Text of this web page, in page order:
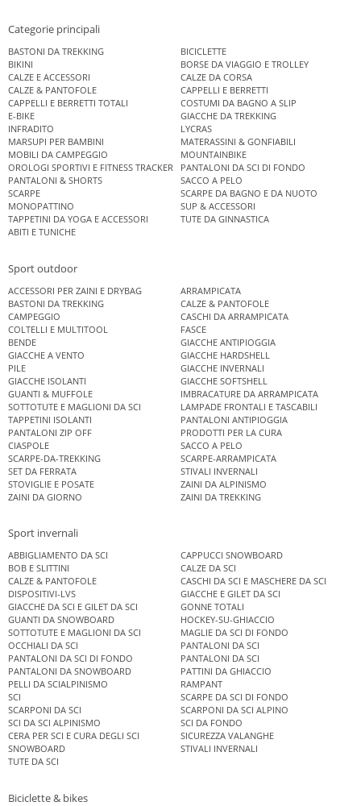
Categorie principali
BASTONI DA TREKKING
BICICLETTE
BIKINI
BORSE DA VIAGGIO E TROLLEY
CALZE E ACCESSORI
CALZE DA CORSA
CALZE & PANTOFOLE
CAPPELLI E BERRETTI
CAPPELLI E BERRETTI TOTALI
COSTUMI DA BAGNO A SLIP
E-BIKE
GIACCHE DA TREKKING
INFRADITO
LYCRAS
MARSUPI PER BAMBINI
MATERASSINI & GONFIABILI
MOBILI DA CAMPEGGIO
MOUNTAINBIKE
OROLOGI SPORTIVI E FITNESS TRACKER
PANTALONI DA SCI DI FONDO
PANTALONI & SHORTS
SACCO A PELO
SCARPE
SCARPE DA BAGNO E DA NUOTO
MONOPATTINO
SUP & ACCESSORI
TAPPETINI DA YOGA E ACCESSORI
TUTE DA GINNASTICA
ABITI E TUNICHE
Sport outdoor
ACCESSORI PER ZAINI E DRYBAG
ARRAMPICATA
BASTONI DA TREKKING
CALZE & PANTOFOLE
CAMPEGGIO
CASCHI DA ARRAMPICATA
COLTELLI E MULTITOOL
FASCE
BENDE
GIACCHE ANTIPIOGGIA
GIACCHE A VENTO
GIACCHE HARDSHELL
PILE
GIACCHE INVERNALI
GIACCHE ISOLANTI
GIACCHE SOFTSHELL
GUANTI & MUFFOLE
IMBRACATURE DA ARRAMPICATA
SOTTOTUTE E MAGLIONI DA SCI
LAMPADE FRONTALI E TASCABILI
TAPPETINI ISOLANTI
PANTALONI ANTIPIOGGIA
PANTALONI ZIP OFF
PRODOTTI PER LA CURA
CIASPOLE
SACCO A PELO
SCARPE-DA-TREKKING
SCARPE-ARRAMPICATA
SET DA FERRATA
STIVALI INVERNALI
STOVIGLIE E POSATE
ZAINI DA ALPINISMO
ZAINI DA GIORNO
ZAINI DA TREKKING
Sport invernali
ABBIGLIAMENTO DA SCI
CAPPUCCI SNOWBOARD
BOB E SLITTINI
CALZE DA SCI
CALZE & PANTOFOLE
CASCHI DA SCI E MASCHERE DA SCI
DISPOSITIVI-LVS
GIACCHE E GILET DA SCI
GIACCHE DA SCI E GILET DA SCI
GONNE TOTALI
GUANTI DA SNOWBOARD
HOCKEY-SU-GHIACCIO
SOTTOTUTE E MAGLIONI DA SCI
MAGLIE DA SCI DI FONDO
OCCHIALI DA SCI
PANTALONI DA SCI
PANTALONI DA SCI DI FONDO
PANTALONI DA SCI
PANTALONI DA SNOWBOARD
PATTINI DA GHIACCIO
PELLI DA SCIALPINISMO
RAMPANT
SCI
SCARPE DA SCI DI FONDO
SCARPONI DA SCI
SCARPONI DA SCI ALPINO
SCI DA SCI ALPINISMO
SCI DA FONDO
CERA PER SCI E CURA DEGLI SCI
SICUREZZA VALANGHE
SNOWBOARD
STIVALI INVERNALI
TUTE DA SCI
Biciclette & bikes